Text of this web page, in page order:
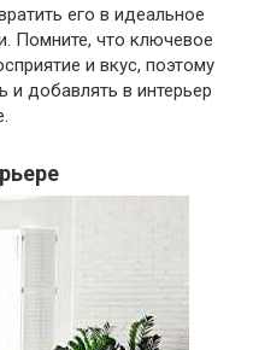
его в идеальное
Помните, что ключевое
и вкус, поэтому
и добавлять в интерьер